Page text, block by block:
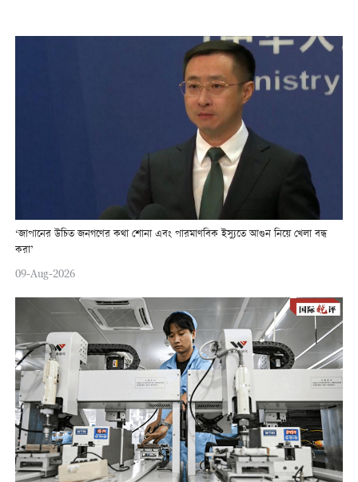
‘জাপানের উচিত জনগণের কথা শোনা এবং পারমাণবিক ইস্যুতে আগুন নিয়ে খেলা বন্ধ
করা’
09-Aug-2026